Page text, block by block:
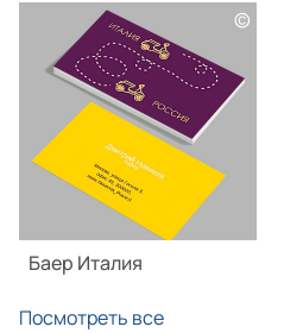
©
Баер Италия
Посмотреть все